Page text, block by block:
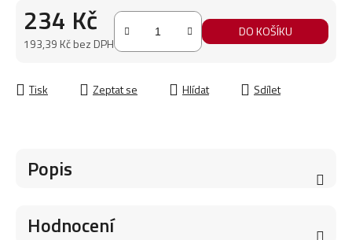
234 Kč
193,39 Kč bez DPH
DO KOŠÍKU
Tisk Zeptat se Hlídat Sdílet
Popis
Hodnocení